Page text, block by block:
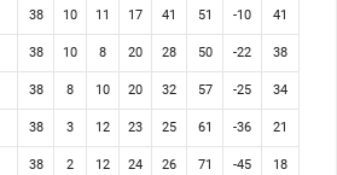
38 10 11 17 41 51 -10 41
38 10 8 20 28 50 -22 38
38 8 10 20 32 57 -25 34
38 3 12 23 25 61 -36 21
38 2 12 24 26 71 -45 18